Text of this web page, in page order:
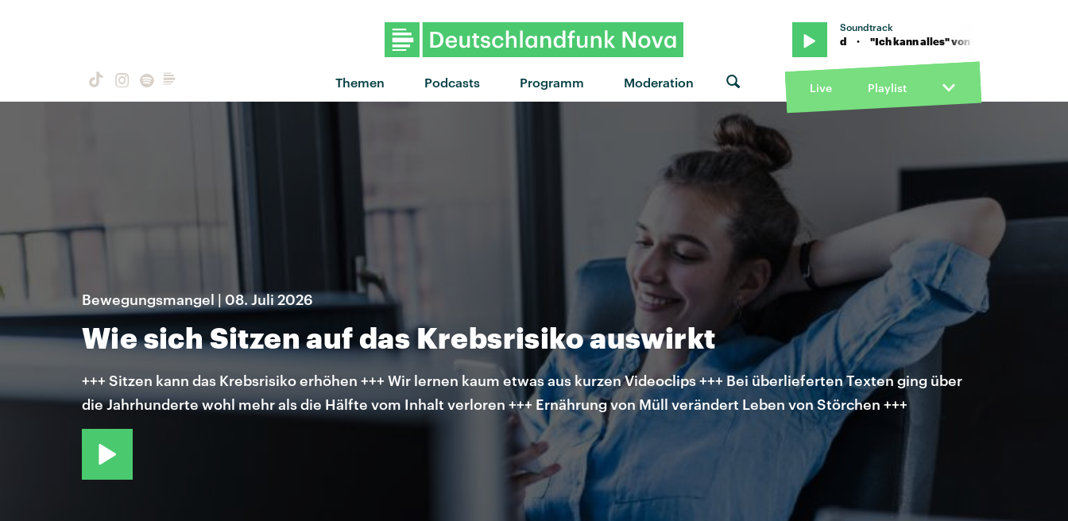
Themen Podcasts Programm Moderation
Soundtrack
"Ich kann alles" von Ok Kid · "Ich kann alles" von Ok Kid · "Ich kann alles" von Ok Kid
Live Playlist
Bewegungsmangel | 08. Juli 2026
Wie sich Sitzen auf das Krebsrisiko auswirkt
+++ Sitzen kann das Krebsrisiko erhöhen +++ Wir lernen kaum etwas aus kurzen Videoclips +++ Bei überlieferten Texten ging über
die Jahrhunderte wohl mehr als die Hälfte vom Inhalt verloren +++ Ernährung von Müll verändert Leben von Störchen +++